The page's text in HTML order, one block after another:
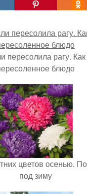
пересолила рагу.
блюдо
цветов осенью.
под зиму